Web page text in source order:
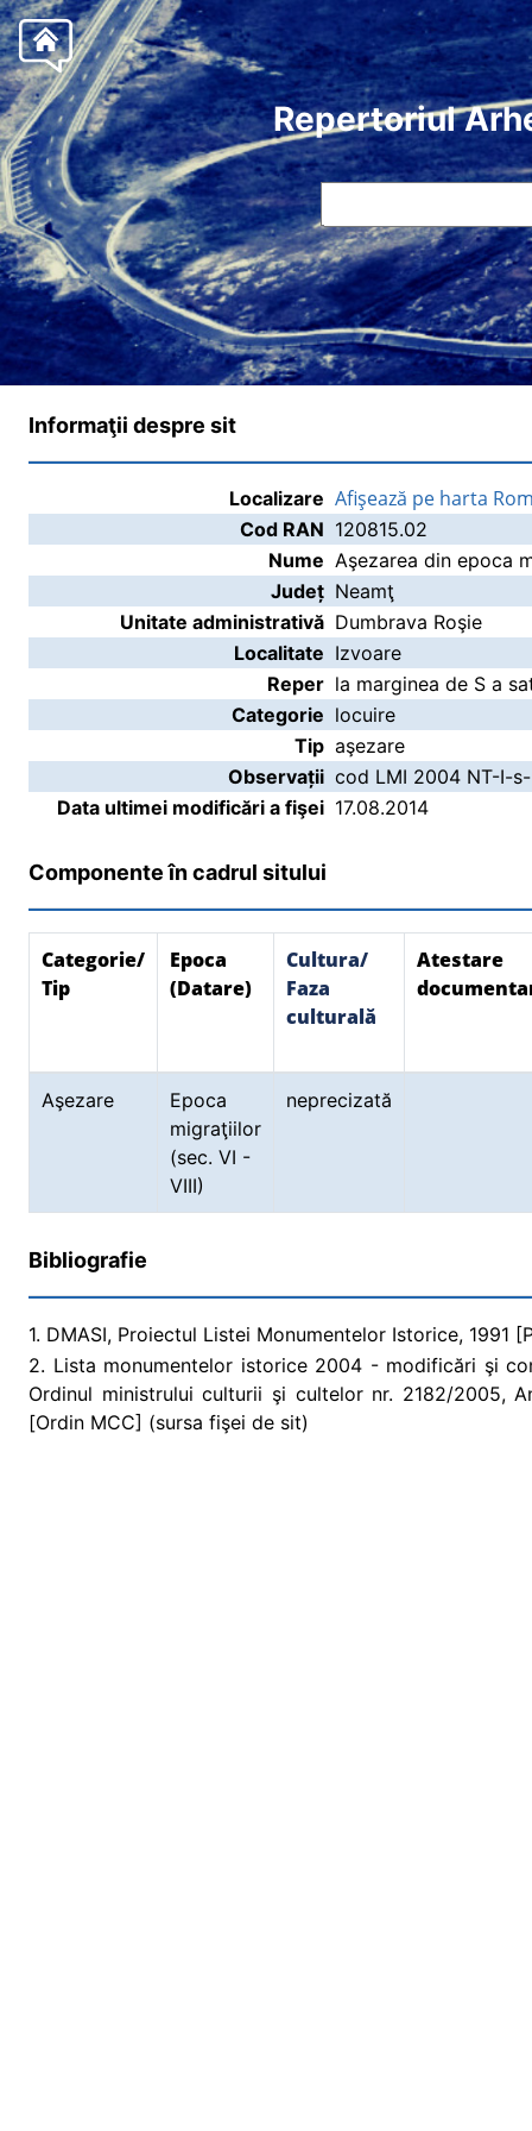
Repertoriul
Informaţii despre sit
Localizare Afişează pe harta
Cod RAN 120815.02
Nume Aşezarea din epoca
Județ Neamţ
Unitate administrativă Dumbrava Roşie
Localitate Izvoare
Reper la marginea de S a
Categorie locuire
Tip aşezare
Observații cod LMI 2004 NT-I-
Data ultimei modificări a fişei 17.08.2014
Componente în cadrul sitului
Categorie/
Tip
Epoca
(Datare)
Cultura/
Faza
culturală
Atestare
Aşezare
Epoca
migraţiilor
(sec. VI -
VIII)
neprecizată
Bibliografie
1. DMASI, Proiectul Listei Monumentelor Istorice, 1991
2. Lista monumentelor istorice 2004 - modificări şi
Ordinul ministrului culturii şi cultelor nr. 2182/2005,
[Ordin MCC] (sursa fişei de sit)